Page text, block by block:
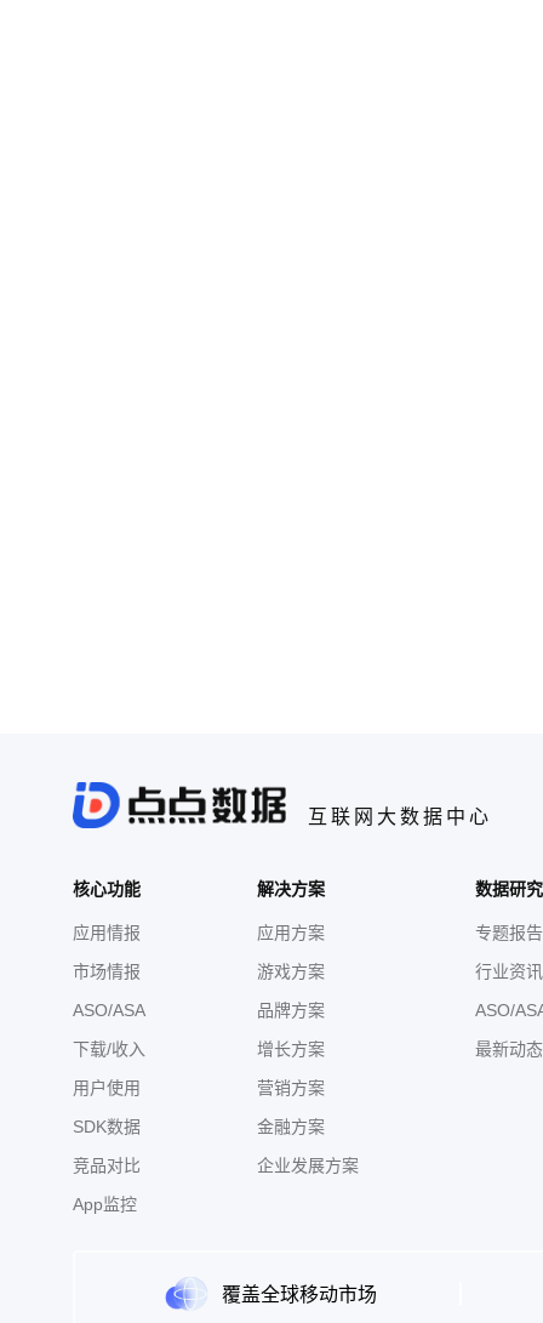
互联网大数据中心
核心功能
应用情报
市场情报
ASO/ASA
下载/收入
用户使用
SDK数据
竞品对比
App监控
解决方案
应用方案
游戏方案
品牌方案
增长方案
营销方案
金融方案
企业发展方案
数据研
专题报告
行业资讯
ASO/
最新动态
覆盖全球移动市场